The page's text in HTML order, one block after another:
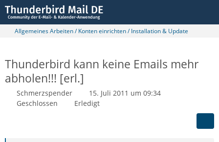
Allgemeines Arbeiten / Konten einrichten / Installation & Update
Thunderbird kann keine Emails mehr
abholen!!! [erl.]
Schmerzspender
15. Juli 2011 um 09:34
Geschlossen
Erledigt